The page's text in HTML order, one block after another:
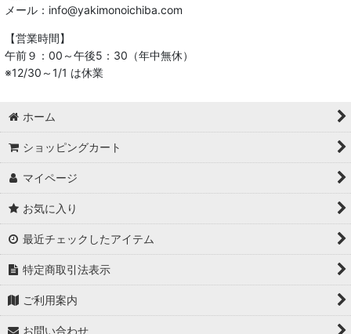
メール：info@yakimonoichiba.com
【営業時間】
午前９：00～午後5：30（年中無休）
※12/30～1/1 は休業
ホーム
ショッピングカート
マイページ
お気に入り
最近チェックしたアイテム
特定商取引法表示
ご利用案内
お問い合わせ